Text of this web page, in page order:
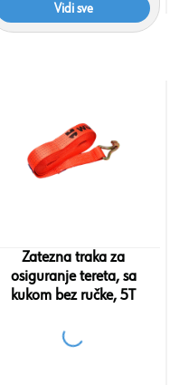
Vidi sve
Zatezna traka za
osiguranje tereta, sa
kukom bez ručke, 5T